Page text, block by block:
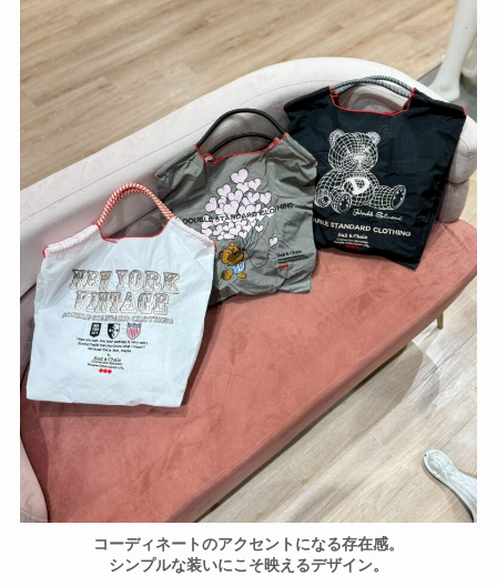
コーディネートのアクセントになる存在感。
シンプルな装いにこそ映えるデザイン。